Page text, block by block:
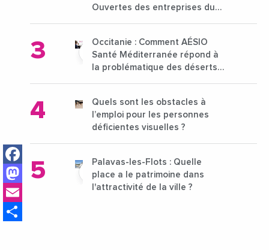
Facebook
Mastodon
Ouvertes des entreprises du
Occitanie : Comment AÉSIO
Santé Méditerranée répond à
la problématique des déserts
Quels sont les obstacles à
l’emploi pour les personnes
déficientes visuelles ?
Palavas-les-Flots : Quelle
place a le patrimoine dans
l'attractivité de la ville ?